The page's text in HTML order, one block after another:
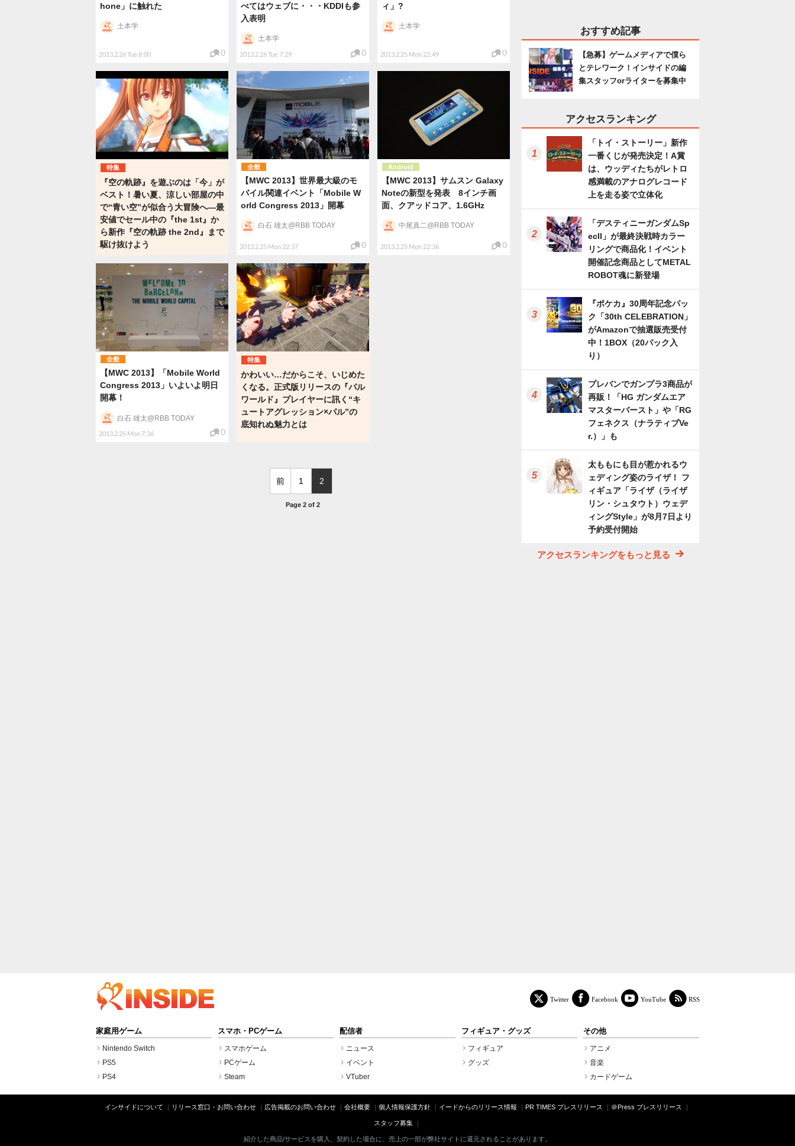
hone」に触れた
2013.2.26 Tue 8:00
土本学
0
べてはウェブに・・・KDDIも参
入表明
2013.2.26 Tue 7:29
土本学
0
ィ」?
2013.2.25 Mon 22:49
土本学
0
特集
『空の軌跡』を遊ぶのは「今」が
ベスト！暑い夏、涼しい部屋の中
で“青い空”が似合う大冒険へ―最
安値でセール中の『the 1st』か
ら新作『空の軌跡 the 2nd』まで
駆け抜けよう
全般
【MWC 2013】世界最大級のモ
バイル関連イベント「Mobile W
orld Congress 2013」開幕
2013.2.25 Mon 22:37
白石 雄太@RBB TODAY
0
Android
【MWC 2013】サムスン Galaxy
Noteの新型を発表 8インチ画
面、クアッドコア、1.6GHz
2013.2.25 Mon 22:36
中尾真二@RBB TODAY
0
全般
【MWC 2013】「Mobile World
Congress 2013」いよいよ明日
開幕！
2013.2.25 Mon 7:36
白石 雄太@RBB TODAY
0
特集
かわいい…だからこそ、いじめた
くなる。正式版リリースの『パル
ワールド』プレイヤーに訊く“キ
ュートアグレッション×パル”の
底知れぬ魅力とは
前 1 2
Page 2 of 2
おすすめ記事
【急募】ゲームメディアで僕ら
とテレワーク！インサイドの編
集スタッフorライターを募集中
アクセスランキング
「トイ・ストーリー」新作
一番くじが発売決定！A賞
は、ウッディたちがレトロ
感満載のアナログレコード
上を走る姿で立体化
「デスティニーガンダムSp
ecII」が最終決戦時カラー
リングで商品化！イベント
開催記念商品としてMETAL
ROBOT魂に新登場
『ポケカ』30周年記念パッ
ク「30th CELEBRATION」
がAmazonで抽選販売受付
中！1BOX（20パック入
り）
プレバンでガンプラ3商品が
再販！「HG ガンダムエア
マスターバースト」や「RG
フェネクス（ナラティブVe
r.）」も
太ももにも目が惹かれるウ
ェディング姿のライザ！ フ
ィギュア「ライザ（ライザ
リン・シュタウト）ウェデ
ィングStyle」が8月7日より
予約受付開始
アクセスランキングをもっと見る
家庭用ゲーム
Nintendo Switch
PS5
PS4
スマホ・PCゲーム
スマホゲーム
PCゲーム
Steam
配信者
ニュース
イベント
VTuber
フィギュア・グッズ
フィギュア
グッズ
その他
アニメ
音楽
カードゲーム
Twitter Facebook YouTube RSS
インサイドについて リリース窓口・お問い合わせ 広告掲載のお問い合わせ 会社概要 個人情報保護方針 イードからのリリース情報 PR TIMES プレスリリース ＠Press プレスリリース
スタッフ募集
紹介した商品/サービスを購入、契約した場合に、売上の一部が弊社サイトに還元されることがあります。